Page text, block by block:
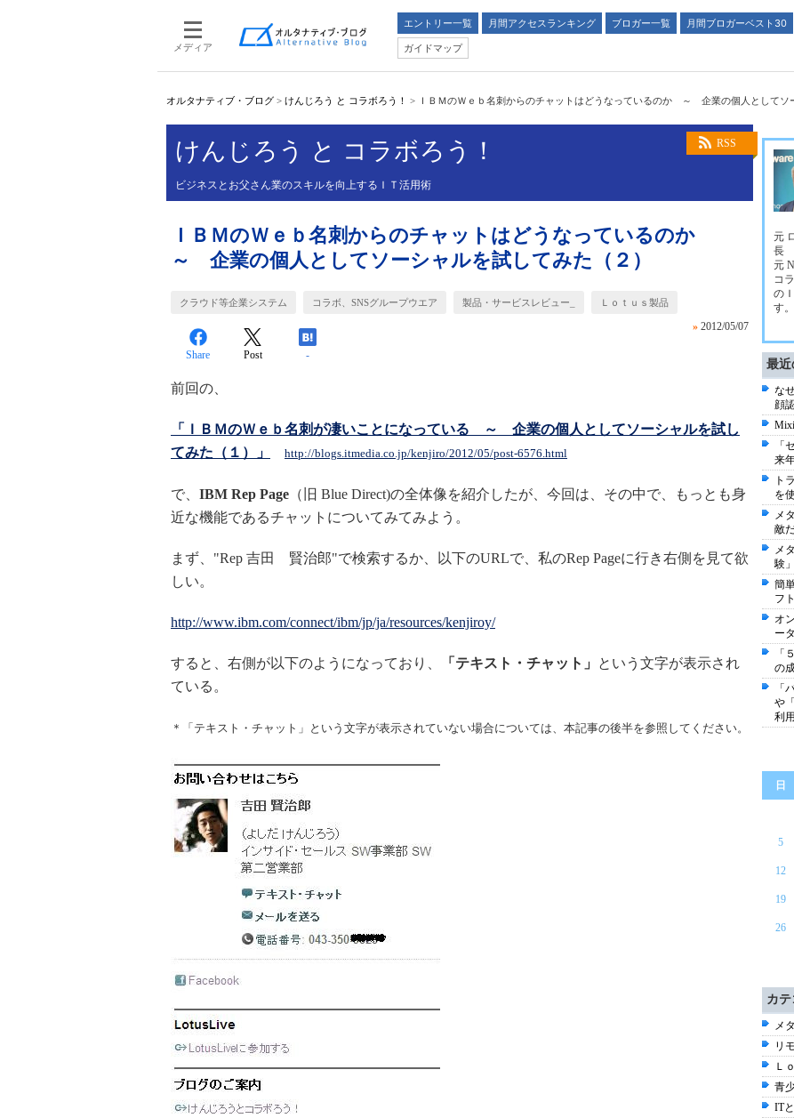
メディア
エントリー一覧 月間アクセスランキング ブロガー一覧
月間ブロガーベスト30
ガイドマップ
オルタナティブ・ブログ > けんじろう と コラボろう！ > ＩＢＭのＷｅｂ名刺からのチャットはどうなっているのか ～ 企業の個人としてソ
RSS
けんじろう と コラボろう！
ビジネスとお父さん業のスキルを向上するＩＴ活用術
ＩＢＭのＷｅｂ名刺からのチャットはどうなっているのか
～ 企業の個人としてソーシャルを試してみた（２）
クラウド等企業システム コラボ、SNSグループウエア 製品・サービスレビュー_ Ｌｏｔｕｓ製品
» 2012/05/07
Share Post -
前回の、
「ＩＢＭのＷｅｂ名刺が凄いことになっている ～ 企業の個人としてソーシャルを試し
てみた（１）」
http://blogs.itmedia.co.jp/kenjiro/2012/05/post-6576.html
で、 IBM Rep Page （旧 Blue Direct)の全体像を紹介したが、今回は、その中で、もっとも身
近な機能であるチャットについてみてみよう。
まず、"Rep 吉田 賢治郎"で検索するか、以下のURLで、私のRep Pageに行き右側を見て欲
しい。
http://www.ibm.com/connect/ibm/jp/ja/resources/kenjiroy/
すると、右側が以下のようになっており、 「テキスト・チャット」
という文字が表示され
ている。
＊「テキスト・チャット」という文字が表示されていない場合については、本記事の後半を参照してください。
元
長
元
コ
の
す。
最近
な
顔
「
来
ト
を
メ
敵
メ
験
簡
フ
オ
ー
「
の
「
や
利
日
5
12
19
26
カ
メ
リ
Ｌ
青
IT